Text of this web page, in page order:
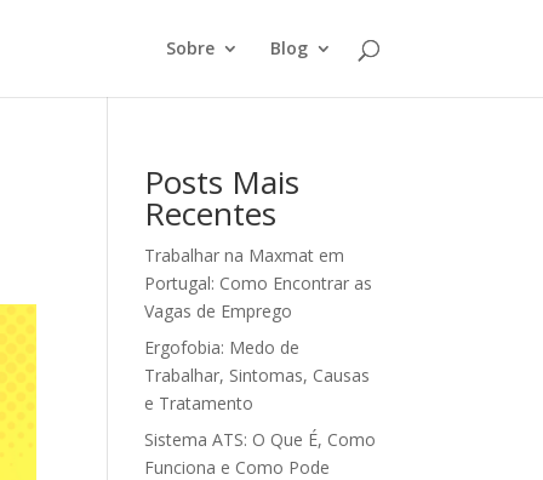
Sobre Blog
Posts Mais
Recentes
Trabalhar na Maxmat em
Portugal: Como Encontrar as
Vagas de Emprego
Ergofobia: Medo de
Trabalhar, Sintomas, Causas
e Tratamento
Sistema ATS: O Que É, Como
Funciona e Como Pode